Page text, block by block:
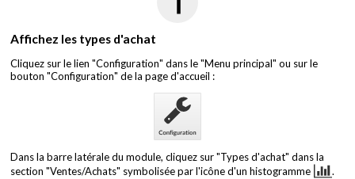
Affichez les types d'achat
Cliquez sur le lien "Configuration" dans le "Menu principal" ou sur le
bouton "Configuration" de la page d'accueil :
Dans la barre latérale du module, cliquez sur "Types d'achat" dans la
section "Ventes/Achats" symbolisée par l'icône d'un histogramme
.